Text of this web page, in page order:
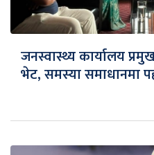
जनस्वास्थ्य कार्यालय
भेट, समस्या समाधानमा